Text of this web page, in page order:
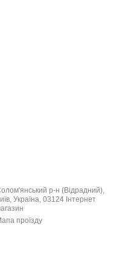
р-н (Відрадний),
Україна, 03124 Інтернет
проїзду